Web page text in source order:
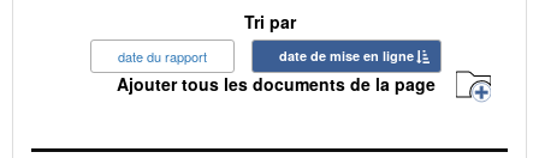
Tri par
date du rapport date de mise en ligne
Ajouter tous les documents de la page